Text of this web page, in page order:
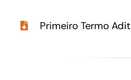
Para os negócios voltados aos
turismoPrimeiro Termo